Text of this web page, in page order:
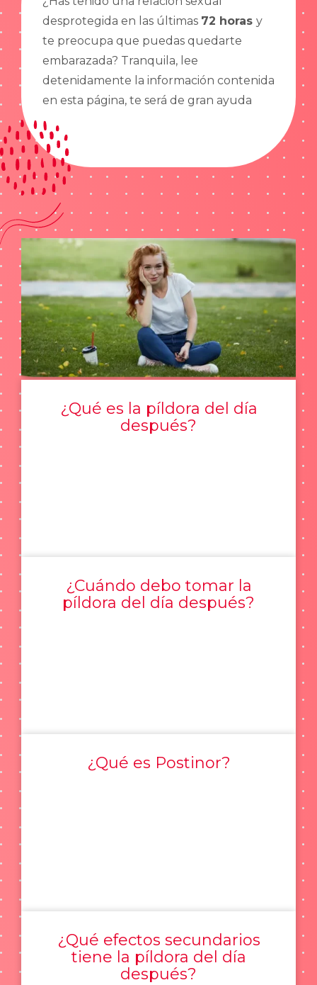
desprotegida en las últimas 72 horas y
te preocupa que puedas quedarte
embarazada? Tranquila, lee
detenidamente la información contenida
en esta página, te será de gran ayuda
¿Qué es la píldora del día
después?
¿Cuándo debo tomar la
píldora del día después?
¿Qué es Postinor?
¿Qué efectos secundarios
tiene la píldora del día
después?